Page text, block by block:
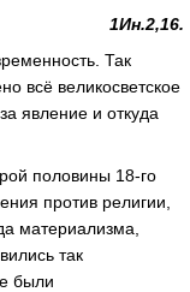
1Ин.2,16.
Так
всё великосветское
явление и откуда
половины 18-го
против религии,
материализма,
так
были